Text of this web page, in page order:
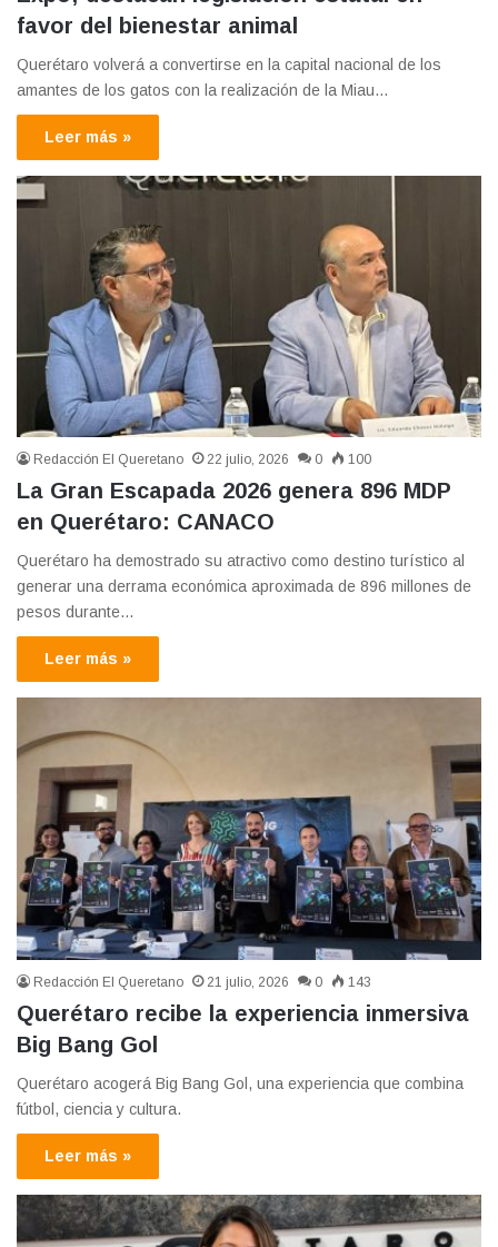
favor del bienestar animal
Querétaro volverá a convertirse en la capital nacional de los
amantes de los gatos con la realización de la Miau…
Leer más »
Redacción El Queretano 22 julio, 2026 0 100
La Gran Escapada 2026 genera 896 MDP
en Querétaro: CANACO
Querétaro ha demostrado su atractivo como destino turístico al
generar una derrama económica aproximada de 896 millones de
pesos durante…
Leer más »
Redacción El Queretano 21 julio, 2026 0 143
Querétaro recibe la experiencia inmersiva
Big Bang Gol
Querétaro acogerá Big Bang Gol, una experiencia que combina
fútbol, ciencia y cultura.
Leer más »